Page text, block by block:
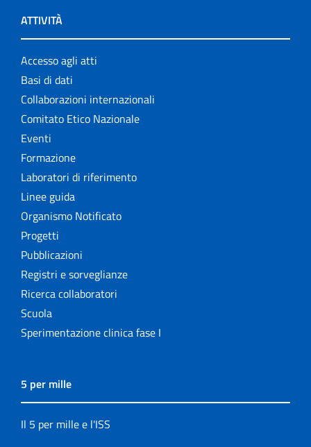
ATTIVITÀ
Accesso agli atti
Basi di dati
Collaborazioni internazionali
Comitato Etico Nazionale
Eventi
Formazione
Laboratori di riferimento
Linee guida
Organismo Notificato
Progetti
Pubblicazioni
Registri e sorveglianze
Ricerca collaboratori
Scuola
Sperimentazione clinica fase I
5 per mille
Il 5 per mille e l'ISS